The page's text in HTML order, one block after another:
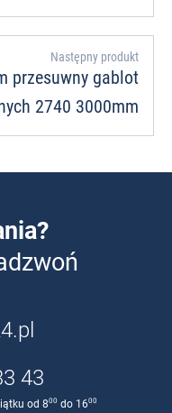
Następny produkt
przesuwny gablot
2740 3000mm
43
od 800 do 1600